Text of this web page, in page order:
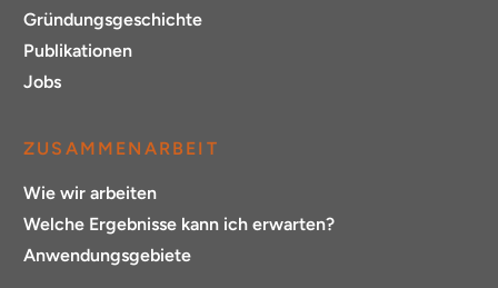
Gründungsgeschichte
Publikationen
Jobs
ZUSAMMENARBEIT
Wie wir arbeiten
Welche Ergebnisse kann ich erwarten?
Anwendungsgebiete